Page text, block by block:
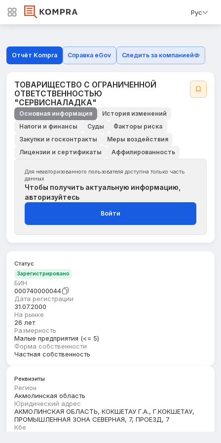
Рус
Отчёт Kompra Справка eGov Следить за компанией
ТОВАРИЩЕСТВО С ОГРАНИЧЕННОЙ
ОТВЕТСТВЕННОСТЬЮ
"СЕРВИСНАЛАДКА"
Основная информация
История изменений
Налоги и финансы
Суды
Факторы риска
Закупки и госконтракты
Меры воздействия
Лицензии и сертификаты
Аффилированность
Для неавторизованного пользователя доступна только часть
данных
Чтобы получить актуальную информацию,
авторизуйтесь
Войти
Статус
Зарегистрировано
БИН
000740000044
Дата регистрации
31.07.2000
На рынке
26 лет
Размерность
Малые предприятия (<= 5)
Форма собственности
Частная собственность
Реквизиты
Регион
Акмолинская область
Юридический адрес
АКМОЛИНСКАЯ ОБЛАСТЬ, КОКШЕТАУ Г.А., Г.КОКШЕТАУ,
ПРОМЫШЛЕННАЯ ЗОНА СЕВЕРНАЯ, 7, ПРОЕЗД, 7
Кбе